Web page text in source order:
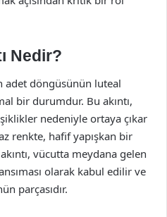
Nedir?
adet döngüsünün luteal
bir durumdur. Bu akıntı,
nedeniyle ortaya çıkar
renkte, hafif yapışkan bir
vücutta meydana gelen
olarak kabul edilir ve
parçasıdır.